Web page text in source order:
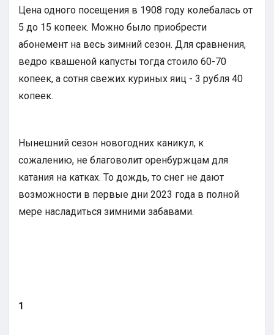
Цена одного посещения в 1908 году колебалась от
5 до 15 копеек. Можно было приобрести
абонемент на весь зимний сезон. Для сравнения,
ведро квашеной капусты тогда стоило 60-70
копеек, а сотня свежих куриных яиц - 3 рубля 40
копеек.
Нынешний сезон новогодних каникул, к
сожалению, не благоволит оренбуржцам для
катания на катках. То дождь, то снег не дают
возможности в первые дни 2023 года в полной
мере насладиться зимними забавами.
1